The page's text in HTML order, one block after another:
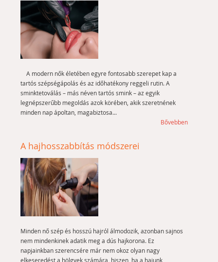
A modern nők életében egyre fontosabb szerepet kap a
tartós szépségápolás és az időhatékony reggeli rutin. A
sminktetoválás – más néven tartós smink – az egyik
legnépszerűbb megoldás azok körében, akik szeretnének
minden nap ápoltan, magabiztosa...
Bővebben
A hajhosszabbítás módszerei
Minden nő szép és hosszú hajról álmodozik, azonban sajnos
nem mindenkinek adatik meg a dús hajkorona. Ez
napjainkban szerencsére már nem okoz olyan nagy
elkeseredést a hölgyek számára, hiszen, ha a hajunk